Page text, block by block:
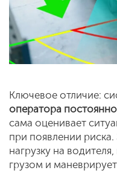
Ключевое отличие:
оператора
сама оценивает
при появлении
нагрузку на
грузом и